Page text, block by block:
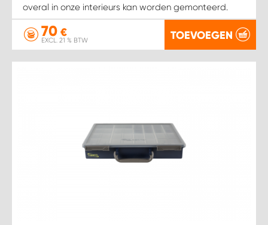
overal in onze interieurs kan worden gemonteerd.
70 €
EXCL. 21 % BTW TOEVOEGEN